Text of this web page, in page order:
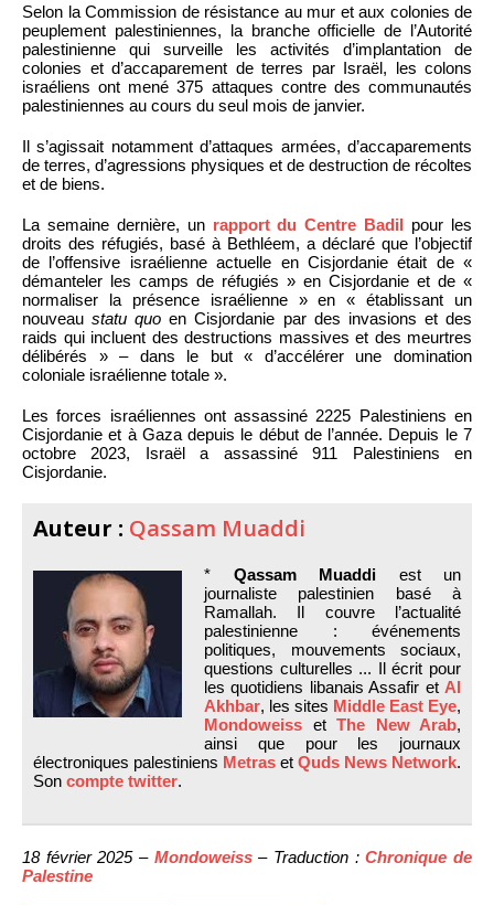
Selon la Commission de résistance au mur et aux colonies de
peuplement palestiniennes, la branche officielle de l’Autorité
palestinienne qui surveille les activités d’implantation de
colonies et d’accaparement de terres par Israël, les colons
israéliens ont mené 375 attaques contre des communautés
palestiniennes au cours du seul mois de janvier.
Il s’agissait notamment d’attaques armées, d’accaparements
de terres, d’agressions physiques et de destruction de récoltes
et de biens.
La semaine dernière, un rapport du Centre Badil pour les
droits des réfugiés, basé à Bethléem, a déclaré que l’objectif
de l’offensive israélienne actuelle en Cisjordanie était de «
démanteler les camps de réfugiés » en Cisjordanie et de «
normaliser la présence israélienne » en « établissant un
nouveaustatu quo en Cisjordanie par des invasions et des
raids qui incluent des destructions massives et des meurtres
délibérés » – dans le but « d’accélérer une domination
coloniale israélienne totale ».
Les forces israéliennes ont assassiné 2225 Palestiniens en
Cisjordanie et à Gaza depuis le début de l’année. Depuis le 7
octobre 2023, Israël a assassiné 911 Palestiniens en
Cisjordanie.
Auteur : Qassam Muaddi
* Qassam Muaddi est un
journaliste palestinien basé à
Ramallah. Il couvre l’actualité
palestinienne : événements
politiques, mouvements sociaux,
questions culturelles ... Il écrit pour
les quotidiens libanais Assafir et Al
Akhbar, les sites Middle East Eye,
Mondoweiss et The New Arab,
ainsi que pour les journaux
électroniques palestiniens Metras et Quds News Network.
Son compte twitter.
18 février 2025 – Mondoweiss– Traduction :Chronique de
Palestine